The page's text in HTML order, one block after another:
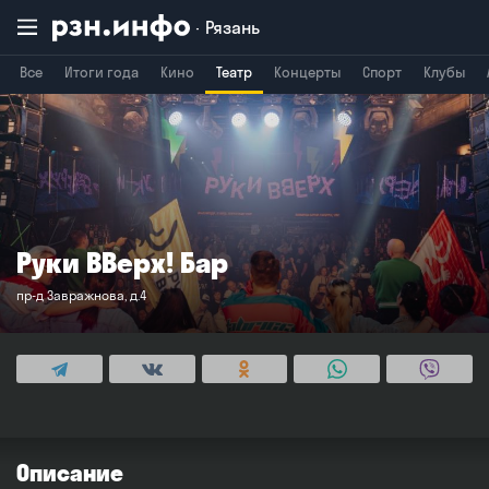
Рязань
Все Итоги года Кино Театр Концерты Спорт Клубы
Воронеж Брянск
Руки ВВерх! Бар
пр-д Завражнова, д.4
Описание